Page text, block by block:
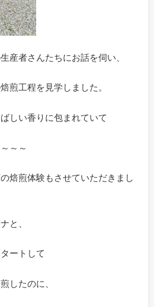
産者さんたちにお話を伺い、
煎工程を見学しました。
しい香りに包まれていて
～～
焙煎体験もさせていただきまし
と、
ートして
したのに、